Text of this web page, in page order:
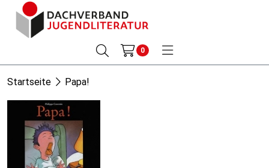
0
Startseite Papa!